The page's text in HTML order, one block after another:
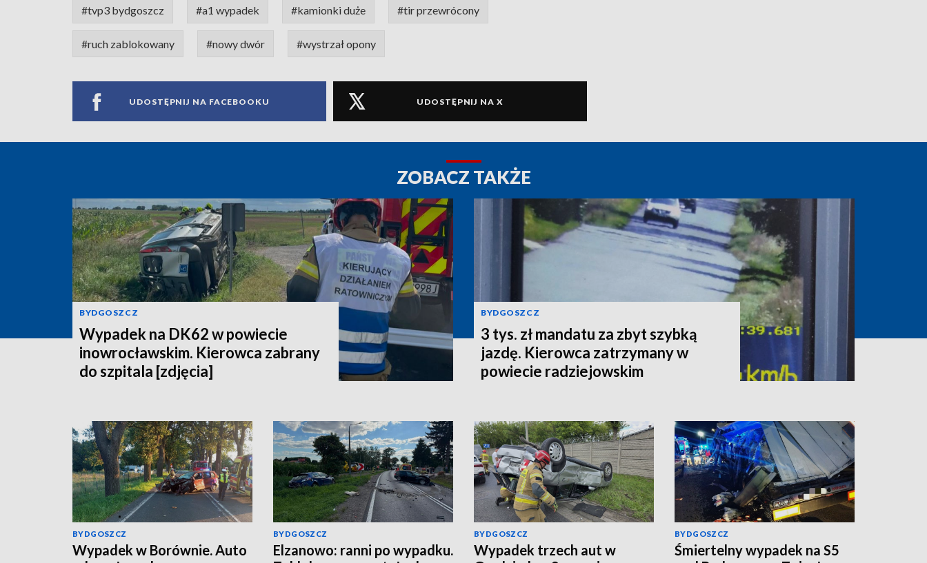
#tvp3 bydgoszcz #a1 wypadek #kamionki duże #tir przewrócony
#ruch zablokowany #nowy dwór #wystrzał opony
UDOSTĘPNIJ NA FACEBOOKU UDOSTĘPNIJ NA X
ZOBACZ TAKŻE
BYDGOSZCZ
Wypadek na DK62 w powiecie
inowrocławskim. Kierowca zabrany
do szpitala [zdjęcia]
BYDGOSZCZ
3 tys. zł mandatu za zbyt szybką
jazdę. Kierowca zatrzymany w
powiecie radziejowskim
BYDGOSZCZ
Wypadek w Borównie. Auto
BYDGOSZCZ
Elzanowo: ranni po wypadku.
BYDGOSZCZ
Wypadek trzech aut w
BYDGOSZCZ
Śmiertelny wypadek na S5